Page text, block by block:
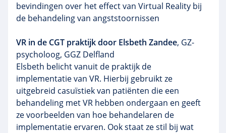
bevindingen over het effect van Virtual Reality bij
de behandeling van angststoornissen
VR in de CGT praktijk door Elsbeth Zandee, GZ-
psycholoog, GGZ Delfland
Elsbeth belicht vanuit de praktijk de
implementatie van VR. Hierbij gebruikt ze
uitgebreid casuïstiek van patiënten die een
behandeling met VR hebben ondergaan en geeft
ze voorbeelden van hoe behandelaren de
implementatie ervaren. Ook staat ze stil bij wat